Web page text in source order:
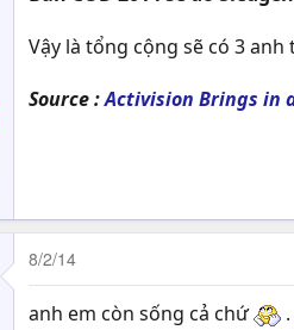
Vậy là tổng cộng sẽ có 3 anh
Source :Activision Brings in
8/2/14
anh em còn sống cả chứ .